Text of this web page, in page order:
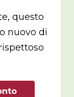
questo
nuovo di